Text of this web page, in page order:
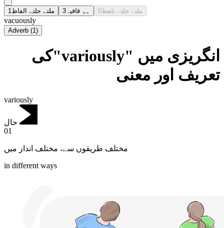
ملتے جلتے الفاظ 1 ہم قافیہ 3 ملتے جلتے تلفظ 0
vacuously
Adverb (1)
انگریزی میں "variously"کی
تعریف اور معنی
variously
حال
01
مختلف طریقوں سے، مختلف انداز میں
in different ways